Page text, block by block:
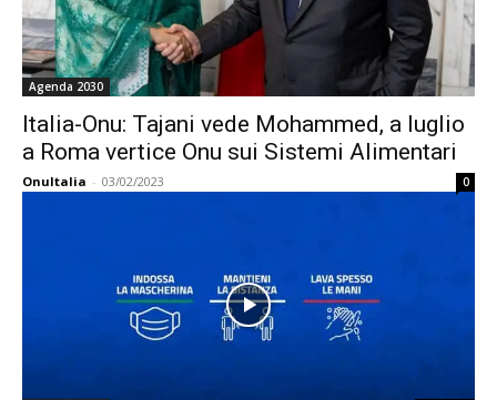
Agenda 2030
Italia-Onu: Tajani vede Mohammed, a luglio
a Roma vertice Onu sui Sistemi Alimentari
OnuItalia - 03/02/2023 0